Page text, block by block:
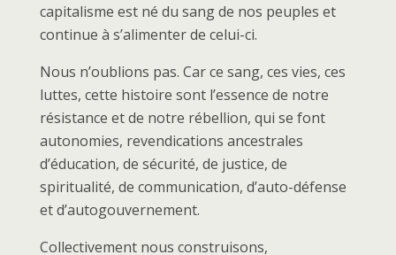
capitalisme est né du sang de nos peuples et
continue à s’alimenter de celui-ci.
Nous n’oublions pas. Car ce sang, ces vies, ces
luttes, cette histoire sont l’essence de notre
résistance et de notre rébellion, qui se font
autonomies, revendications ancestrales
d’éducation, de sécurité, de justice, de
spiritualité, de communication, d’auto-défense
et d’autogouvernement.
Collectivement nous construisons,